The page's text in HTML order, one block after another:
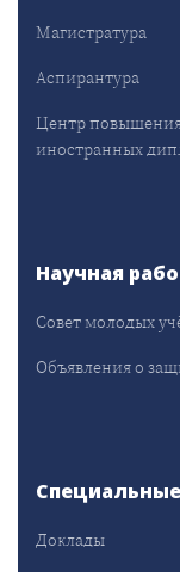
Магистратура
Аспирантура
Центр
иностранных
Научная
Совет молодых
Объявления о
Доклады